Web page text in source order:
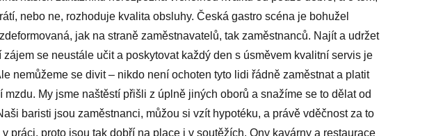
nebo ne, rozhoduje kvalita obsluhy. Česká gastro scéna je bohužel
jak na straně zaměstnavatelů, tak zaměstnanců. Najít a udržet
zájem se neustále učit a poskytovat každý den s úsměvem kvalitní servis je
nemůžeme se divit – nikdo není ochoten tyto lidi řádně zaměstnat a platit
mzdu. My jsme naštěstí přišli z úplně jiných oborů a snažíme se to dělat od
baristi jsou zaměstnanci, můžou si vzít hypotéku, a právě vděčnost za to
práci, proto jsou tak dobří na place i v soutěžích. Ony kavárny a restaurace